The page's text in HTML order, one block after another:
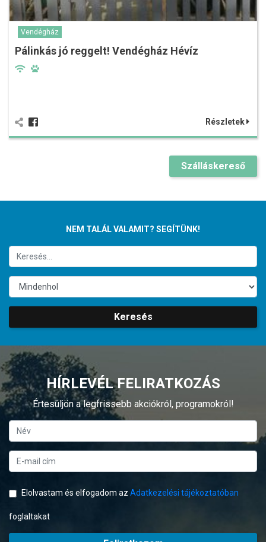
Vendégház
Pálinkás jó reggelt! Vendégház Hévíz
Részletek
Szálláskereső
NEM TALÁL VALAMIT? SEGÍTÜNK!
Keresés
HÍRLEVÉL FELIRATKOZÁS
Értesüljön a legfrissebb akciókról, programokról!
Elolvastam és elfogadom az Adatkezelési tájékoztatóban
foglaltakat